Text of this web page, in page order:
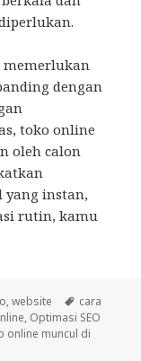
memerlukan
dengan
toko online
oleh calon
yang instan,
rutin, kamu
,website Tags
cara
, Optimasi SEO
online muncul di